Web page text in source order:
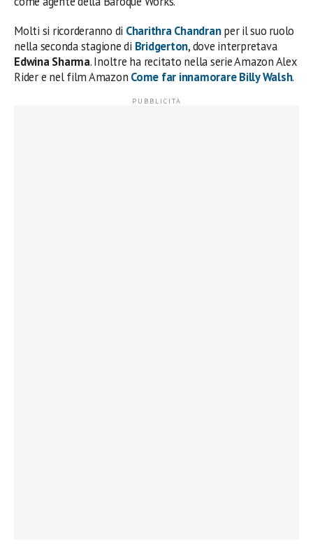
Molti si ricorderanno di Charithra Chandranper il suo ruolo
nella seconda stagione di Bridgerton, dove interpretava
Edwina Sharma. Inoltre ha recitato nella serie Amazon Alex
Rider e nel film Amazon Come far innamorare Billy Walsh.